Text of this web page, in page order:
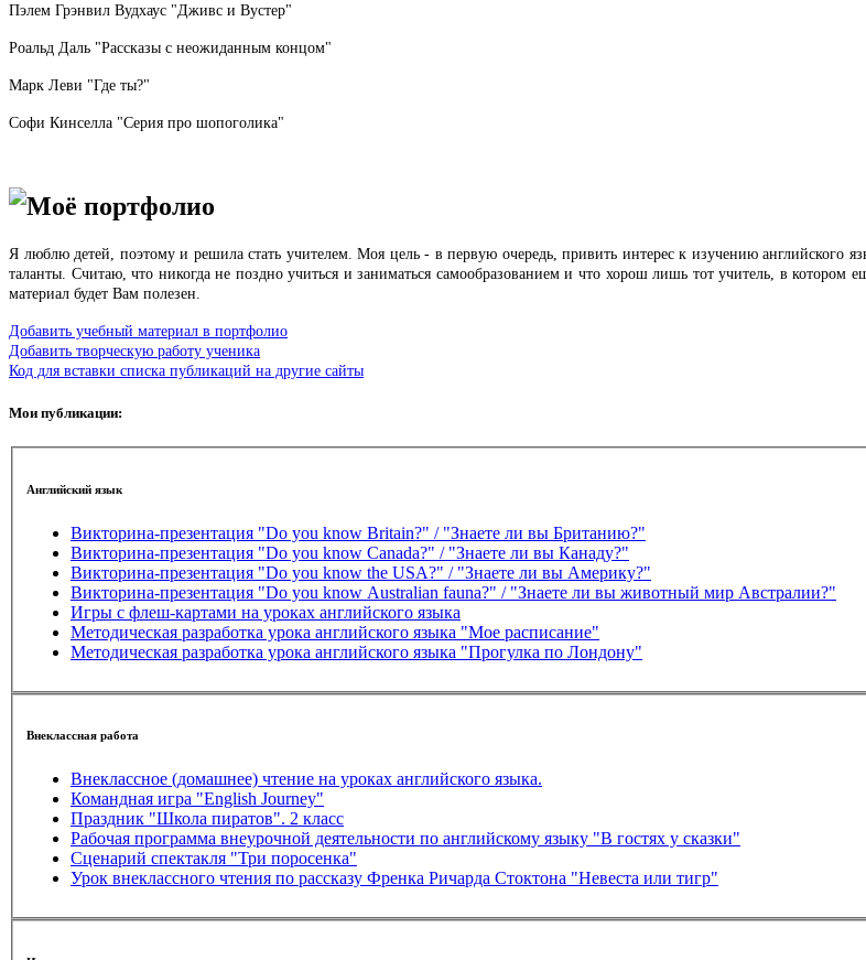
Пэлем Грэнвил Вудхаус "Дживс и Вустер"
Роальд Даль "Рассказы с неожиданным концом"
Марк Леви "Где ты?"
Софи Кинселла "Серия про шопоголика"
Моё портфолио
Я люблю детей, поэтому и решила стать учителем. Моя цель - в первую очередь, привить интерес к изучению английского
таланты. Считаю, что никогда не поздно учиться и заниматься самообразованием и что хорош лишь тот учитель, в
материал будет Вам полезен.
Добавить учебный материал в портфолио
Добавить творческую работу ученика
Код для вставки списка публикаций на другие сайты
Мои публикации:
Английский язык
Викторина-презентация "Do you know Britain?" / "Знаете ли вы Британию?"
Викторина-презентация "Do you know Canada?" / "Знаете ли вы Канаду?"
Викторина-презентация "Do you know the USA?" / "Знаете ли вы Америку?"
Викторина-презентация "Do you know Аustralian fauna?" / "Знаете ли вы животный мир Австралии?"
Игры с флеш-картами на уроках английского языка
Методическая разработка урока английского языка "Мое расписание"
Методическая разработка урока английского языка "Прогулка по Лондону"
Внеклассная работа
Внеклассное (домашнее) чтение на уроках английского языка.
Командная игра "English Journey"
Праздник "Школа пиратов". 2 класс
Рабочая программа внеурочной деятельности по английскому языку "В гостях у сказки"
Сценарий спектакля "Три поросенка"
Урок внеклассного чтения по рассказу Френка Ричарда Стоктона "Невеста или тигр"